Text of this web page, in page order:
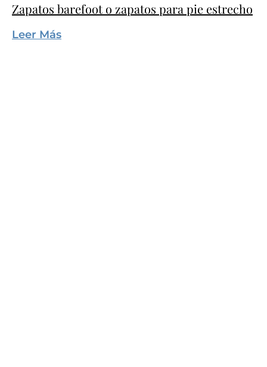
Zapatos barefoot o zapatos para pie estrecho
Leer Más